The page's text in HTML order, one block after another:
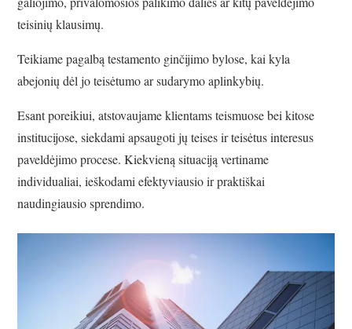
teisinių klausimų.
Teikiame pagalbą testamento ginčijimo bylose, kai kyla
abejonių dėl jo teisėtumo ar sudarymo aplinkybių.
Esant poreikiui, atstovaujame klientams teismuose bei kitose
institucijose, siekdami apsaugoti jų teises ir teisėtus interesus
paveldėjimo procese. Kiekvieną situaciją vertiname
individualiai, ieškodami efektyviausio ir praktiškai
naudingiausio sprendimo.